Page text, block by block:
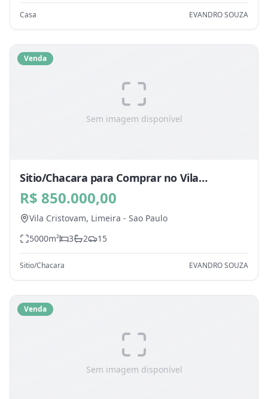
Casa EVANDRO SOUZA
Sem imagem disponível
Venda
Sitio/Chacara para Comprar no Vila
Cristovam, Limeira - SP
R$ 850.000,00
Vila Cristovam, Limeira - Sao Paulo
5000m² 3 2 15
Sitio/Chacara EVANDRO SOUZA
Sem imagem disponível
Venda